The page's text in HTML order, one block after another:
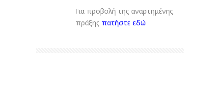
Για προβολή της αναρτημένης
πράξης πατήστε εδώ